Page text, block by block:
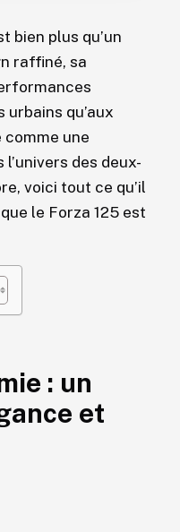
bien plus qu’un
raffiné, sa
qu’aux
comme une
des deux-
voici tout ce qu’il
le Forza 125 est
: un
et